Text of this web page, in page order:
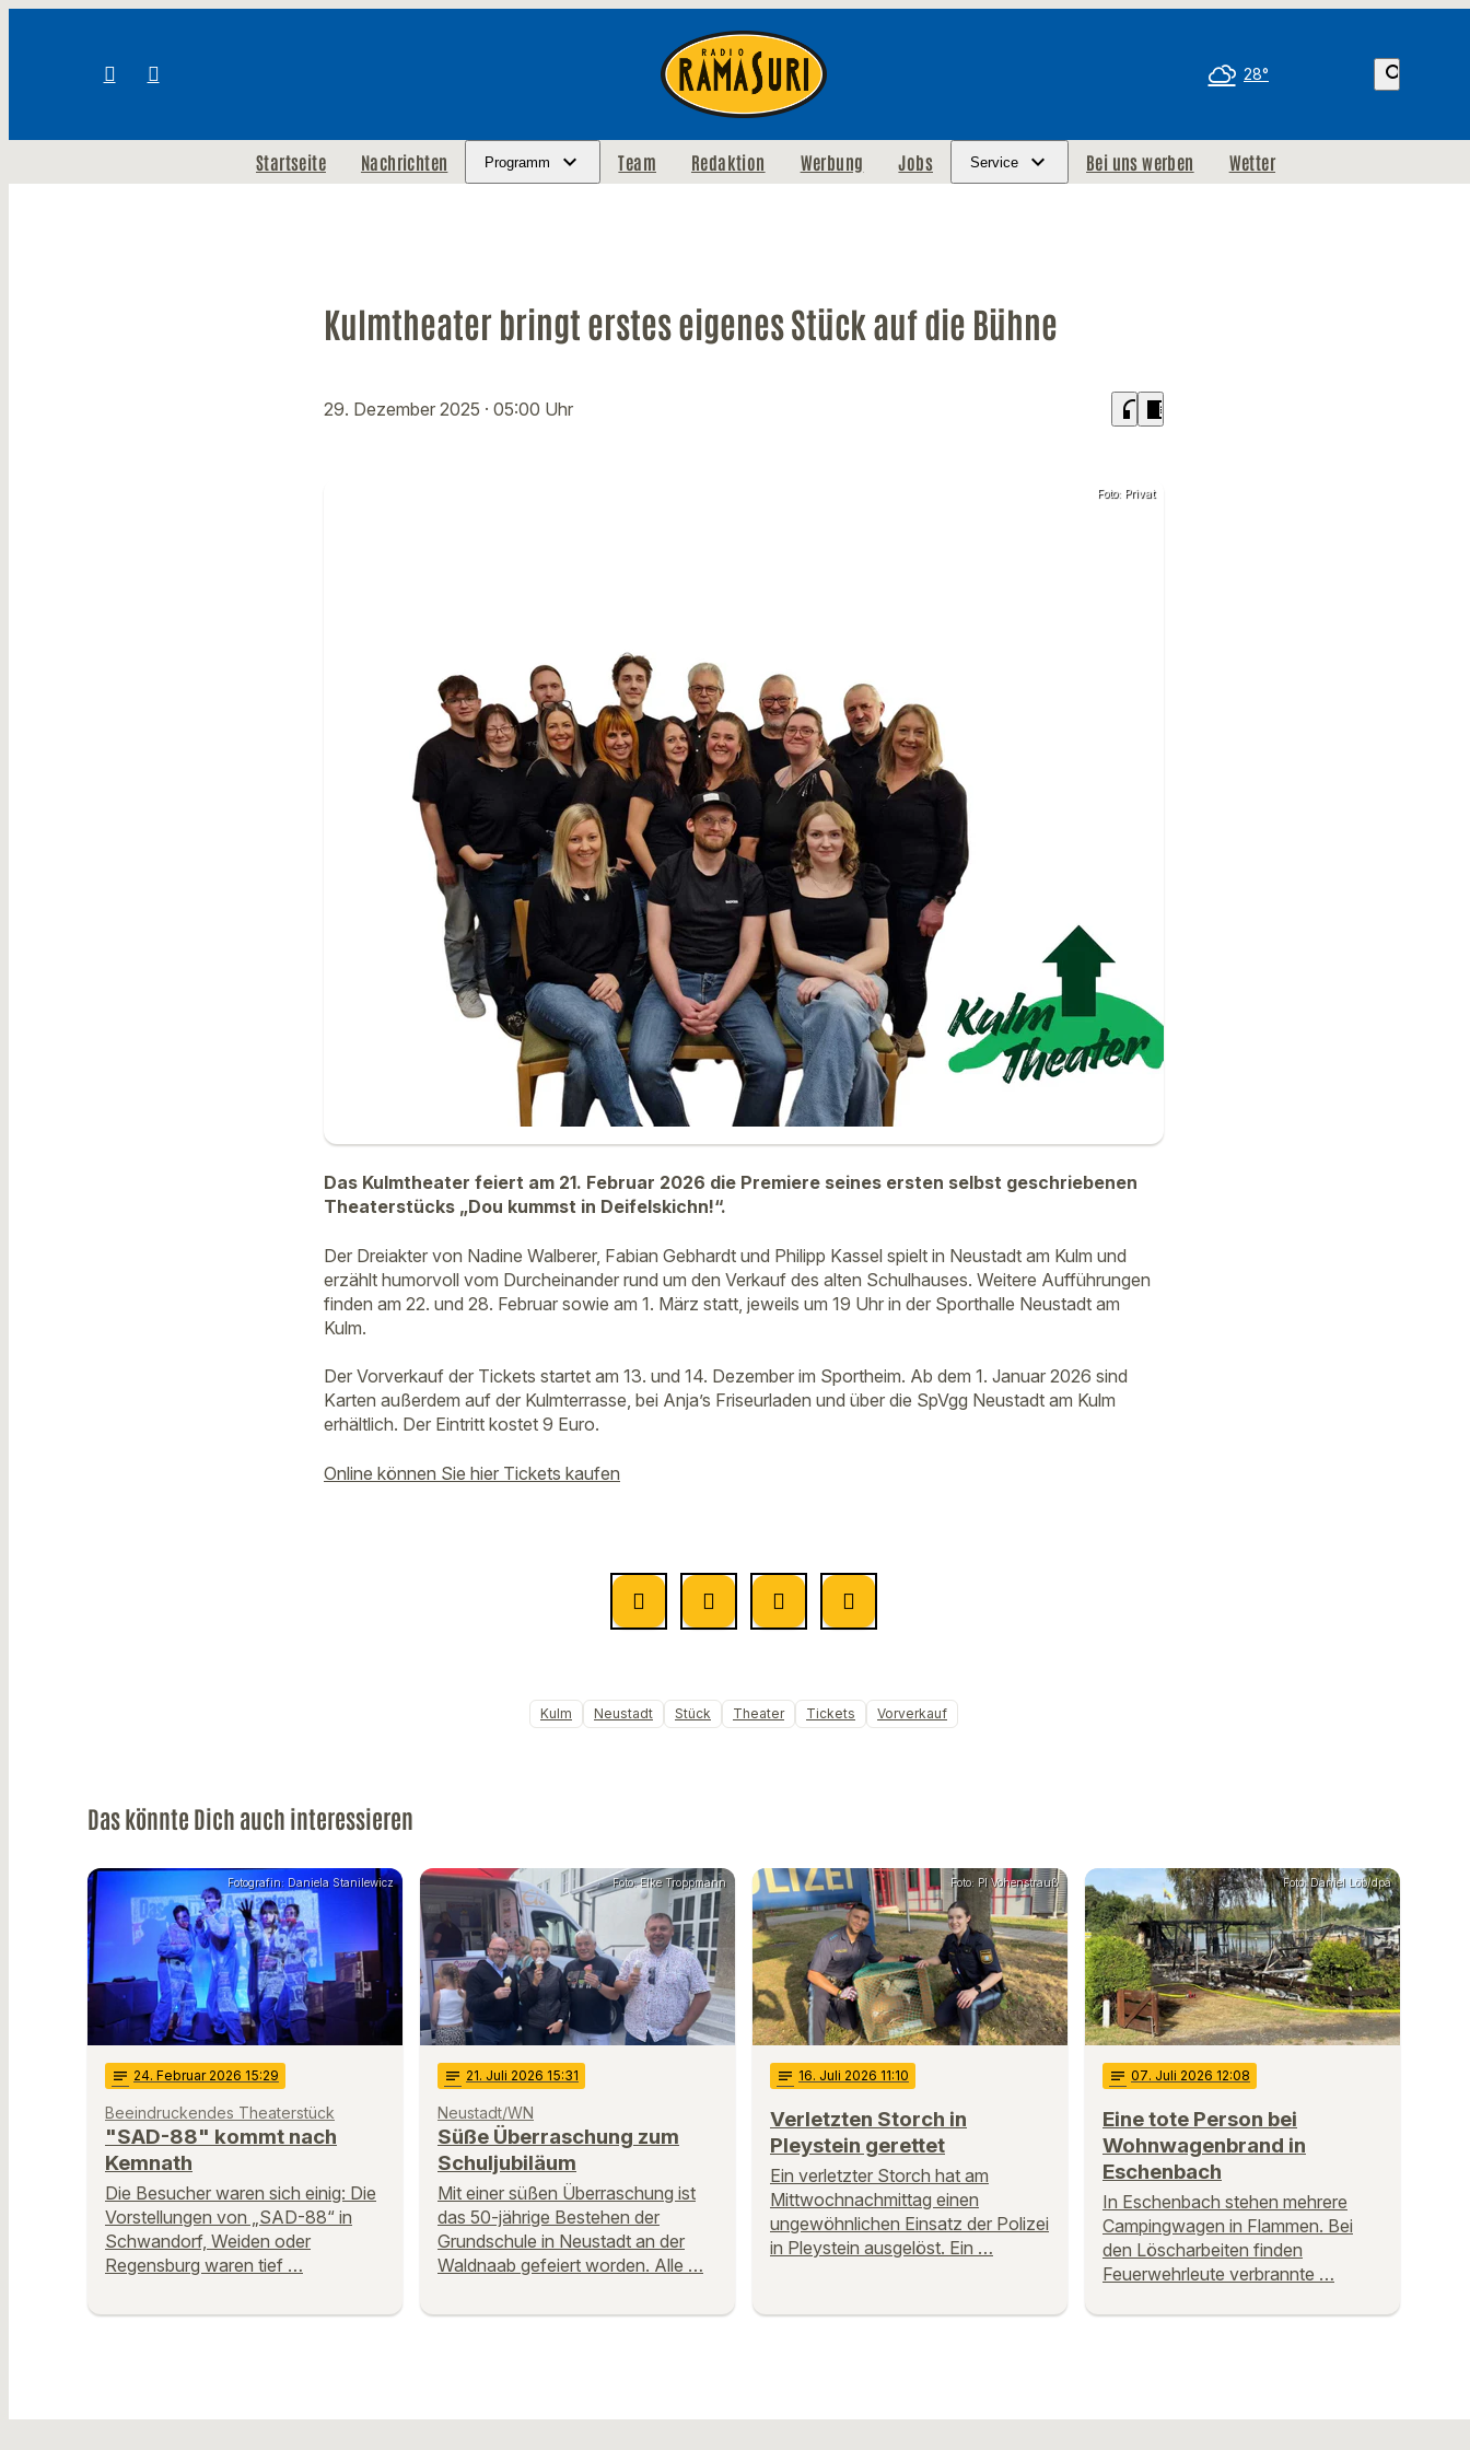
28° search
Startseite Nachrichten Programm Team Redaktion Werbung Jobs Service Bei uns werben Wetter
Kulmtheater bringt erstes eigenes Stück auf die Bühne
29. Dezember 2025 · 05:00 Uhr headphones chrome_reader_mode
Foto: Privat
Das Kulmtheater feiert am 21. Februar 2026 die Premiere seines ersten selbst geschriebenen
Theaterstücks „Dou kummst in Deifelskichn!“.
Der Dreiakter von Nadine Walberer, Fabian Gebhardt und Philipp Kassel spielt in Neustadt am Kulm und
erzählt humorvoll vom Durcheinander rund um den Verkauf des alten Schulhauses. Weitere Aufführungen
finden am 22. und 28. Februar sowie am 1. März statt, jeweils um 19 Uhr in der Sporthalle Neustadt am
Kulm.
Der Vorverkauf der Tickets startet am 13. und 14. Dezember im Sportheim. Ab dem 1. Januar 2026 sind
Karten außerdem auf der Kulmterrasse, bei Anja’s Friseurladen und über die SpVgg Neustadt am Kulm
erhältlich. Der Eintritt kostet 9 Euro.
Online können Sie hier Tickets kaufen
Kulm Neustadt Stück Theater Tickets Vorverkauf
Das könnte Dich auch interessieren
Fotografin: Daniela Stanilewicz
notes 24. Februar 2026 15:29
Beeindruckendes Theaterstück
"SAD-88" kommt nach
Kemnath
Die Besucher waren sich einig: Die
Vorstellungen von „SAD-88“ in
Schwandorf, Weiden oder
Regensburg waren tief …
Foto: Elke Troppmann
notes 21. Juli 2026 15:31
Neustadt/WN
Süße Überraschung zum
Schuljubiläum
Mit einer süßen Überraschung ist
das 50-jährige Bestehen der
Grundschule in Neustadt an der
Waldnaab gefeiert worden. Alle …
Foto: PI Vohenstrauß
notes 16. Juli 2026 11:10
Verletzten Storch in
Pleystein gerettet
Ein verletzter Storch hat am
Mittwochnachmittag einen
ungewöhnlichen Einsatz der Polizei
in Pleystein ausgelöst. Ein …
Foto: Daniel Löb/dpa
notes 07. Juli 2026 12:08
Eine tote Person bei
Wohnwagenbrand in
Eschenbach
In Eschenbach stehen mehrere
Campingwagen in Flammen. Bei
den Löscharbeiten finden
Feuerwehrleute verbrannte …